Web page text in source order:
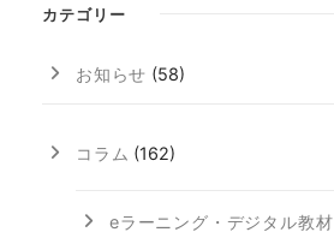
カテゴリー
お知らせ (58)
コラム (162)
eラーニング・デジタル教材